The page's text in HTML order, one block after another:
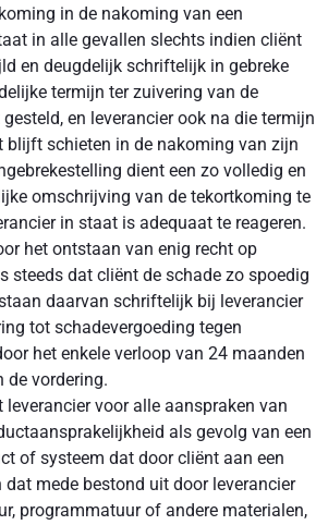
in de nakoming van een
in alle gevallen slechts indien cliënt
en deugdelijk schriftelijk in gebreke
termijn ter zuivering van de
en leverancier ook na die termijn
blijft schieten in de nakoming van zijn
dient een zo volledig en
omschrijving van de tekortkoming te
in staat is adequaat te reageren.
het ontstaan van enig recht op
steeds dat cliënt de schade zo spoedig
daarvan schriftelijk bij leverancier
tot schadevergoeding tegen
het enkele verloop van 24 maanden
de vordering.
voor alle aanspraken van
als gevolg van een
of systeem dat door cliënt aan een
dat mede bestond uit door leverancier
programmatuur of andere materialen,